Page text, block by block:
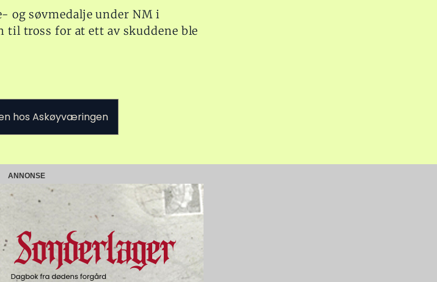
og søvmedalje under NM i
til tross for at ett av skuddene ble
hos Askøyværingen
ANNONSE